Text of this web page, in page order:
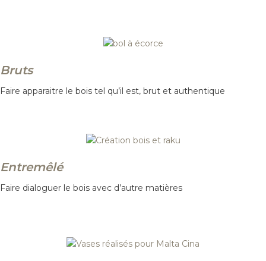
Bruts
Faire apparaitre le bois tel qu’il est, brut et authentique
Entremêlé
Faire dialoguer le bois avec d’autre matières